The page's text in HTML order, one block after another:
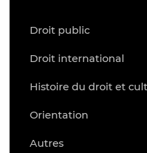
Droit public
Droit international
Histoire du droit et
Orientation
Autres